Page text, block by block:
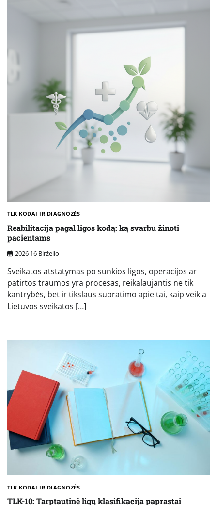
TLK KODAI IR DIAGNOZĖS
Reabilitacija pagal ligos kodą: ką svarbu žinoti
pacientams
2026 16 Birželio
Sveikatos atstatymas po sunkios ligos, operacijos ar
patirtos traumos yra procesas, reikalaujantis ne tik
kantrybės, bet ir tikslaus supratimo apie tai, kaip veikia
Lietuvos sveikatos […]
TLK KODAI IR DIAGNOZĖS
TLK-10: Tarptautinė ligų klasifikacija paprastai